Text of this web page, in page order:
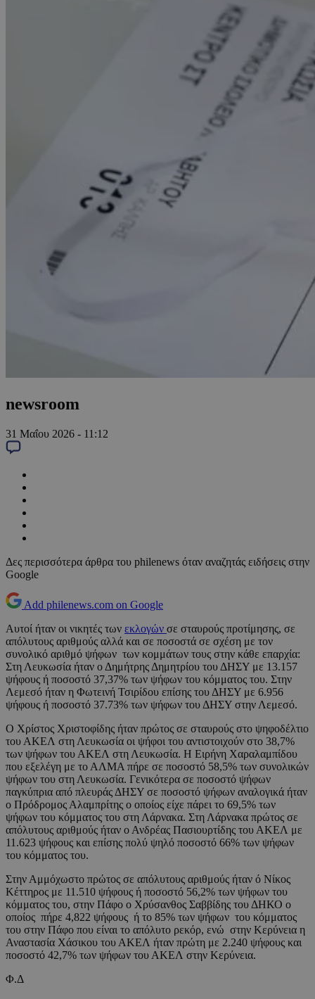
newsroom
31 Μαΐου 2026 - 11:12
Δες περισσότερα άρθρα του philenews όταν αναζητάς ειδήσεις στην
Google
Add philenews.com on Google
Αυτοί ήταν οι νικητές των εκλογών σε σταυρούς προτίμησης, σε
απόλυτους αριθμούς αλλά και σε ποσοστά σε σχέση με τον
συνολικό αριθμό ψήφων των κομμάτων τους στην κάθε επαρχία:
Στη Λευκωσία ήταν ο Δημήτρης Δημητρίου του ΔΗΣΥ με 13.157
ψήφους ή ποσοστό 37,37% των ψήφων του κόμματος του. Στην
Λεμεσό ήταν η Φωτεινή Τσιρίδου επίσης του ΔΗΣΥ με 6.956
ψήφους ή ποσοστό 37.73% των ψήφων του ΔΗΣΥ στην Λεμεσό.
Ο Χρίστος Χριστοφίδης ήταν πρώτος σε σταυρούς στο ψηφοδέλτιο
του ΑΚΕΛ στη Λευκωσία οι ψήφοι του αντιστοιχούν στο 38,7%
των ψήφων του ΑΚΕΛ στη Λευκωσία. Η Ειρήνη Χαραλαμπίδου
που εξελέγη με το ΑΛΜΑ πήρε σε ποσοστό 58,5% των συνολικών
ψήφων του στη Λευκωσία. Γενικότερα σε ποσοστό ψήφων
παγκύπρια από πλευράς ΔΗΣΥ σε ποσοστό ψήφων αναλογικά ήταν
ο Πρόδρομος Αλαμπρίτης ο οποίος είχε πάρει το 69,5% των
ψήφων του κόμματος του στη Λάρνακα. Στη Λάρνακα πρώτος σε
απόλυτους αριθμούς ήταν ο Ανδρέας Πασιουρτίδης του ΑΚΕΛ με
11.623 ψήφους και επίσης πολύ ψηλό ποσοστό 66% των ψήφων
του κόμματος του.
Στην Αμμόχωστο πρώτος σε απόλυτους αριθμούς ήταν ό Νίκος
Κέττηρος με 11.510 ψήφους ή ποσοστό 56,2% των ψήφων του
κόμματος του, στην Πάφο ο Χρύσανθος Σαββίδης του ΔΗΚΟ ο
οποίος πήρε 4,822 ψήφους ή το 85% των ψήφων του κόμματος
του στην Πάφο που είναι το απόλυτο ρεκόρ, ενώ στην Κερύνεια η
Αναστασία Χάσικου του ΑΚΕΛ ήταν πρώτη με 2.240 ψήφους και
ποσοστό 42,7% των ψήφων του ΑΚΕΛ στην Κερύνεια.
Φ.Δ